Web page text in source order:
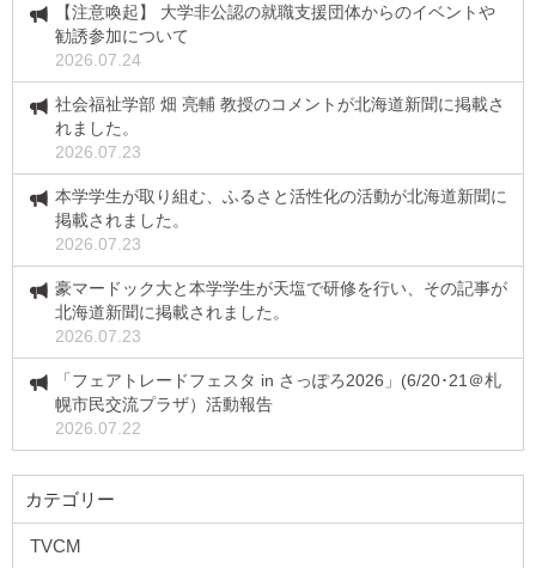
【注意喚起】 大学非公認の就職支援団体からのイベントや
勧誘参加について
2026.07.24
社会福祉学部 畑 亮輔 教授のコメントが北海道新聞に掲載さ
れました。
2026.07.23
本学学生が取り組む、ふるさと活性化の活動が北海道新聞に
掲載されました。
2026.07.23
豪マードック大と本学学生が天塩で研修を行い、その記事が
北海道新聞に掲載されました。
2026.07.23
「フェアトレードフェスタ in さっぽろ2026」(6/20･21＠札
幌市民交流プラザ）活動報告
2026.07.22
カテゴリー
TVCM